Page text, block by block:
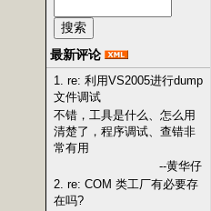
最新评论
1. re: 利用VS2005进行dump
文件调试
不错，工具是什么、怎么用
清楚了，程序调试、查错非
常有用
--黄华仔
2. re: COM 类工厂有必要存
在吗?